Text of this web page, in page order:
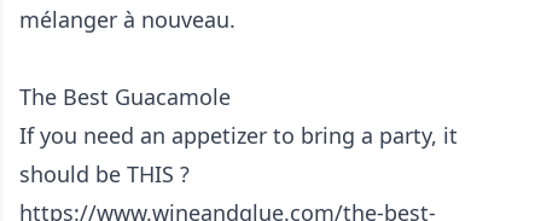
mélanger à nouveau.
The Best Guacamole
If you need an appetizer to bring a party, it
should be THIS ?
https://www.wineandglue.com/the-best-